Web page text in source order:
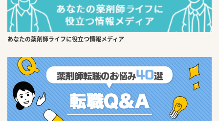
あなたの薬剤師ライフに役立つ情報メディア